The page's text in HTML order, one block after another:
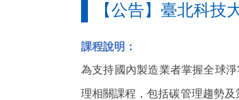
【公告】臺北科技
課程說明：
為支持國內製造業者掌握全球
理相關課程，包括碳管理趨勢及